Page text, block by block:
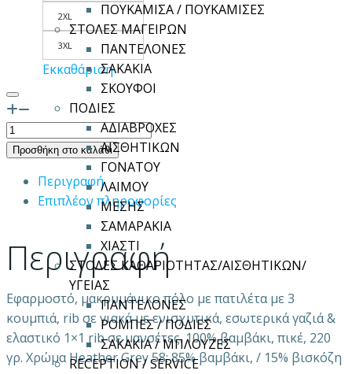
ΠΟΥΚΑΜΙΣΑ / ΠΟΥΚΑΜΙΣΕΣ
ΣΤΟΛΕΣ ΜΑΓΕΙΡΩΝ
ΠΑΝΤΕΛΟΝΕΣ
ΣΑΚΑΚΙΑ
ΣΚΟΥΦΟΙ
ΠΟΔΙΕΣ
ΑΔΙΑΒΡΟΧΕΣ
ΑΙΣΘΗΤΙΚΩΝ
ΓΟΝΑΤΟΥ
ΛΑΙΜΟΥ
ΜΕΣΗΣ
ΣΑΜΑΡΑΚΙΑ
ΧΙΑΣΤΙ
ΣΤΟΛΕΣ ΚΑΘΑΡΙΟΤΗΤΑΣ/ΑΙΣΘΗΤΙΚΩΝ/
ΥΓΕΙΑΣ
ΠΑΝΤΕΛΟΝΕΣ
ΡΟΜΠΕΣ / ΠΟΔΙΕΣ
ΣΑΚΑΚΙΑ / ΜΠΛΟΥΖΕΣ
RECEPTION / SERVICE
2XL
3XL
Εκκαθάριση
ESTRELLA
WOMAN
ποσότητα
Προσθήκη στο καλάθι
Περιγραφή
Επιπλέον πληροφορίες
Περιγραφή
Εφαρμοστό, μακρυμάνικο πόλο με πατιλέτα με 3
κουμπιά, rib σε γιακά με ενισχυτικά, εσωτερικά γαζιά &
ελαστικό 1×1 rib σε μανσέτες. 100% βαμβάκι, πικέ, 220
γρ. Χρώμα Heather Grey 58: 85% βαμβάκι, / 15% βισκόζη